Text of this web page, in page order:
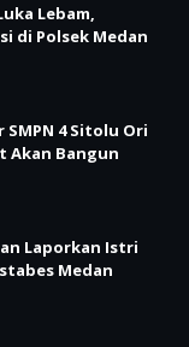
Lebam,
di Polsek Medan
SMPN 4 Sitolu Ori
Akan Bangun
Laporkan Istri
Medan